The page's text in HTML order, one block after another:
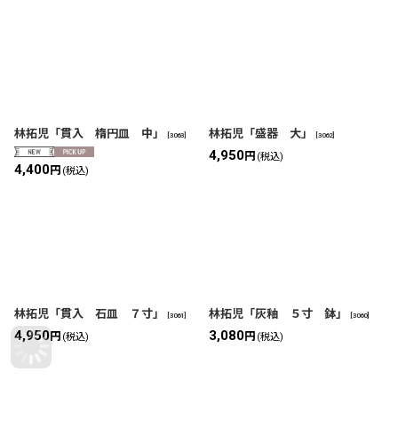
林拓児「貫入 楕円皿 中」 3063
4,400円 (税込)
林拓児「盛器 大」 3062]
4,950円 (税込)
林拓児「貫入 石皿 ７寸」 [3061]
4,950円 (税込)
林拓児「灰釉 ５寸 鉢」 [3060]
3,080円 (税込)